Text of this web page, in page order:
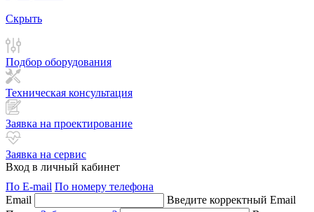
Скрыть
Подбор оборудования
Техническая консультация
Заявка на проектирование
Заявка на сервис
Вход в личный кабинет
По E-mail По номеру телефона
Email
Введите корректный Email